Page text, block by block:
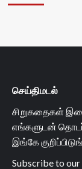
செய்திமடல்
சிறுகதைகள்
எங்களுடன்
இங்கே
Subscribe to